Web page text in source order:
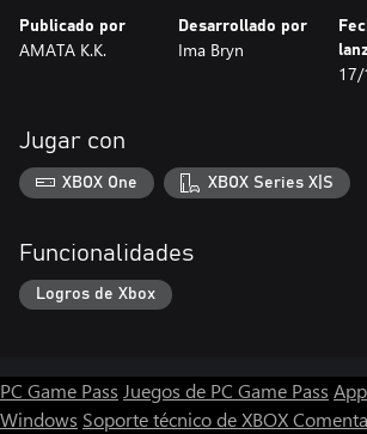
- ¡Mochilas! (x2)
- ¡Gemelos! (x2)
Publicado por
AMATA K.K.
Desarrollado por
Ima Bryn
Jugar con
XBOX One XBOX Series X|S
Funcionalidades
Logros de Xbox
PC Game Pass Juegos de PC Game Pass
Windows Soporte técnico de XBOX